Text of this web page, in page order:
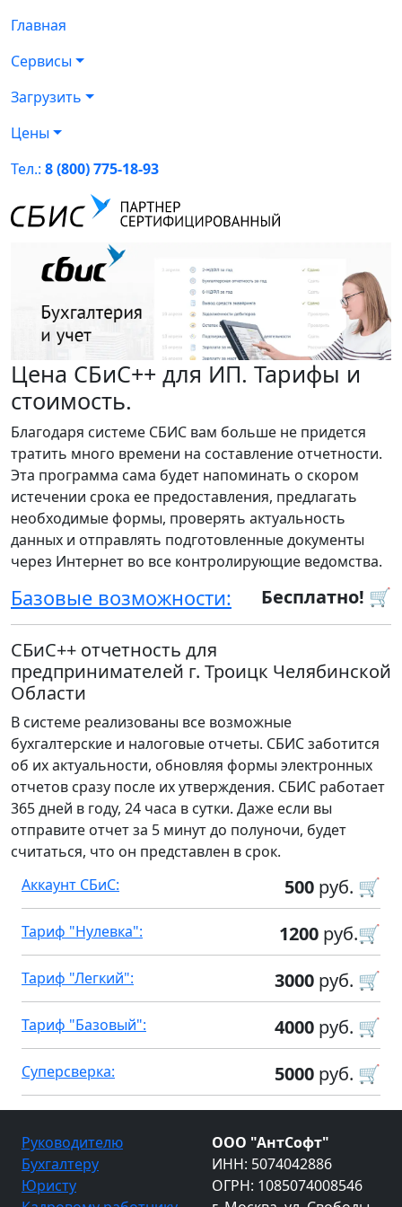
Главная
Сервисы
Загрузить
Цены
Тел.: 8 (800) 775-18-93
Цена СБиС++ для ИП. Тарифы и
стоимость.
Благодаря системе СБИС вам больше не придется
тратить много времени на составление отчетности.
Эта программа сама будет напоминать о скором
истечении срока ее предоставления, предлагать
необходимые формы, проверять актуальность
данных и отправлять подготовленные документы
через Интернет во все контролирующие ведомства.
Бесплатно! 🛒
Базовые возможности:
СБиС++ отчетность для
предпринимателей г. Троицк Челябинской
Области
В системе реализованы все возможные
бухгалтерские и налоговые отчеты. СБИС заботится
об их актуальности, обновляя формы электронных
отчетов сразу после их утверждения. СБИС работает
365 дней в году, 24 часа в сутки. Даже если вы
отправите отчет за 5 минут до полуночи, будет
считаться, что он представлен в срок.
500 руб. 🛒
Аккаунт СБиС:
1200 руб.🛒
Тариф "Нулевка":
3000 руб. 🛒
Тариф "Легкий":
4000 руб. 🛒
Тариф "Базовый":
5000 руб. 🛒
Суперсверка:
Руководителю
Бухгалтеру
Юристу
ООО "АнтСофт"
ИНН: 5074042886
ОГРН: 1085074008546